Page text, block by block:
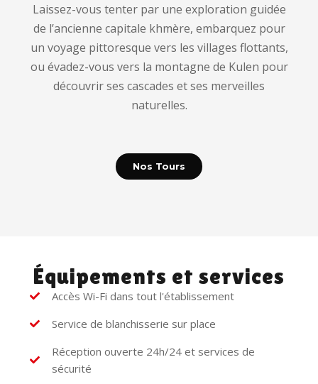
Laissez-vous tenter par une exploration guidée
de l’ancienne capitale khmère, embarquez pour
un voyage pittoresque vers les villages flottants,
ou évadez-vous vers la montagne de Kulen pour
découvrir ses cascades et ses merveilles
naturelles.
Nos Tours
Équipements et services
Accès Wi-Fi dans tout l'établissement
Service de blanchisserie sur place
Réception ouverte 24h/24 et services de
sécurité